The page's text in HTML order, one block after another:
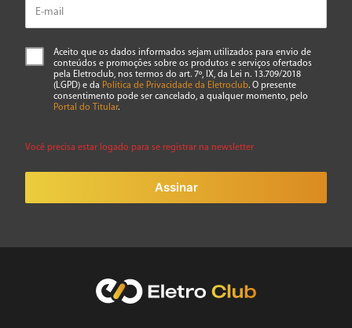
Aceito que os dados informados sejam utilizados para envio de
conteúdos e promoções sobre os produtos e serviços ofertados
pela Eletroclub, nos termos do art. 7º, IX, da Lei n. 13.709/2018
(LGPD) e da Política de Privacidade da Eletroclub. O presente
consentimento pode ser cancelado, a qualquer momento, pelo
Portal do Titular.
Você precisa estar logado para se registrar na newsletter
Assinar